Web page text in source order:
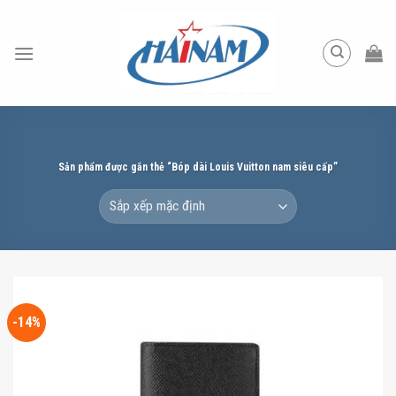
content
Sản phẩm được gắn thẻ “Bóp dài Louis Vuitton nam siêu cấp”
-14%